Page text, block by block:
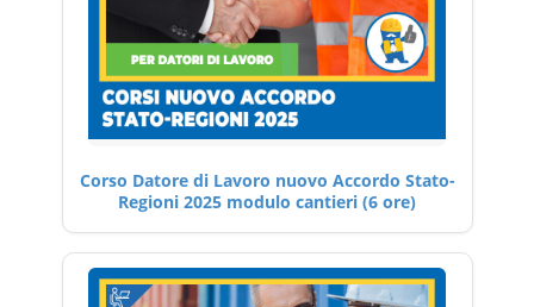
Corso Datore di Lavoro nuovo Accordo Stato-
Regioni 2025 modulo cantieri (6 ore)